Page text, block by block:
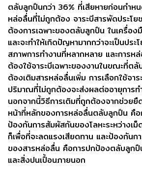
ตลับลูกปืนกว่า 36% ที่เสียหายก่อนกำห
หล่อลื่นที่ไม่ถูกต้อง จาระบีสารพัดประโ
ต้องการเฉพาะของตลับลูกปืน ในเครื่อ
และจะทำให้เกิดปัญหามากกว่าจะเป็นปร
สภาพการทำงานที่หลากหลาย และการห
ต้องใช้จาระบีเฉพาะของงานในขณะที่ต
ต้องเติมสารหล่อลื่นเพิ่ม การเลือกใช้จา
ปริมาณที่ไม่ถูกต้องจะส่งผลต่ออายุการ
นอกจากนี้วิธีการเติมที่ถูกต้องจากช่วย
หน้าที่หลักของการหล่อลื่นตลับลูกปืน คือ
ป้องกันการสัมผัสกันของโลหะระหว่างเ
ก็เพื่อที่จะลดแรงเสียดทาน และป้องกัน
ของสารหล่อลื่น คือการปกป้องตลับลูกปื
และสิ่งปนเปื้อนภายนอก